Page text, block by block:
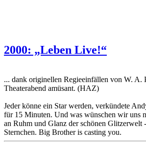
2000: „Leben Live!“
... dank originellen Regieeinfällen von W. A.
Theaterabend amüsant. (HAZ)
Jeder könne ein Star werden, verkündete
für 15 Minuten. Und was wünschen wir uns
an Ruhm und Glanz der schönen Glitzerwelt
Sternchen. Big Brother is casting you.